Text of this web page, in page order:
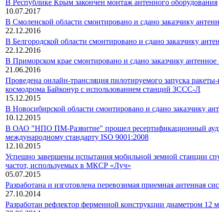
В Республике Крым закончен монтаж антенного оборудования
10.07.2017
В Смоленской области смонтировано и сдано заказчику
22.12.2016
В Белгородской области смонтировано и сдано заказчику
22.12.2016
В Приморском крае смонтировано и сдано заказчику антенное
21.06.2016
Проведена онлайн-трансляция пилотируемого запуска
космодрома Байконур с использованием станций ЗССС-Л
15.12.2015
В Новосибирской области смонтировано и сдано заказчику
10.12.2015
В ОАО "НПО ПМ-Развитие" прошел ресертификационный
международному стандарту ISO 9001:2008
12.10.2015
Успешно завершены испытания мобильной земной станции
частот, используемых в МКСР «Луч»
05.07.2015
Разработана и изготовлена перевозимая приемная антенная
27.10.2014
Разработан рефлектор ферменной конструкции диаметром 12